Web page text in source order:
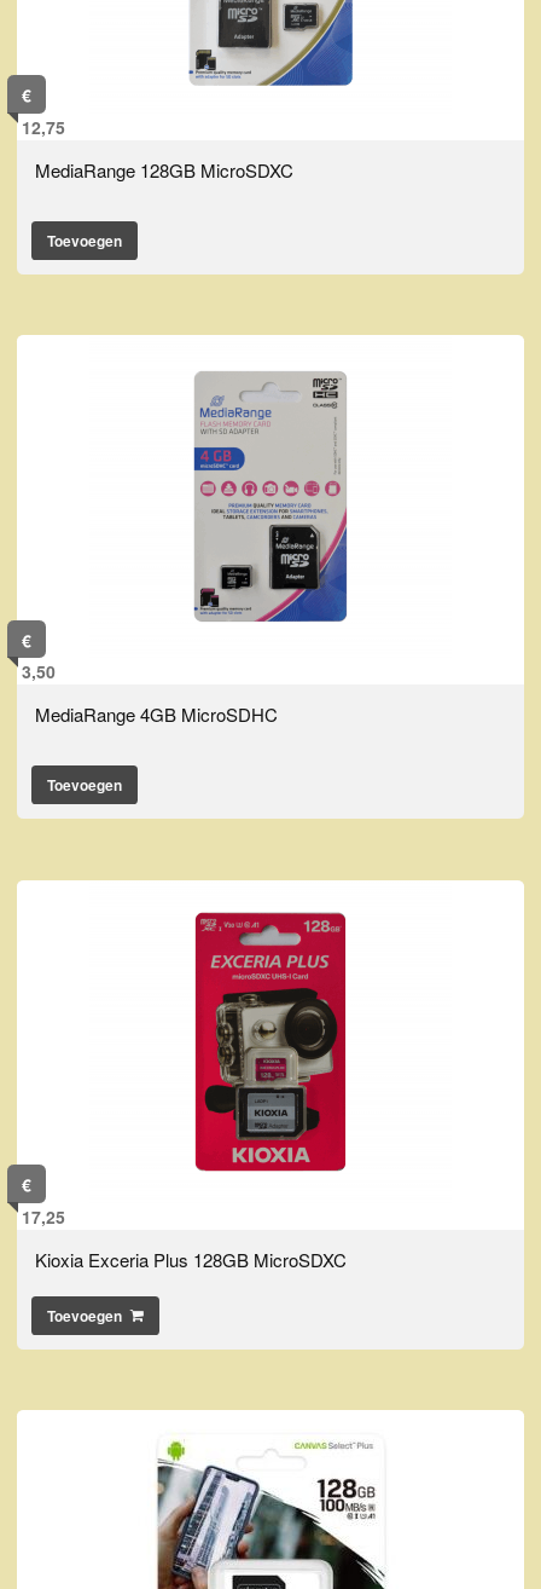
€
12,75
MediaRange 128GB MicroSDXC
Toevoegen
€
3,50
MediaRange 4GB MicroSDHC
Toevoegen
€
17,25
Kioxia Exceria Plus 128GB MicroSDXC
Toevoegen